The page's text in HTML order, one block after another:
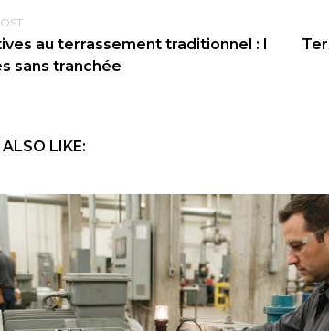
au terrassement traditionnel : l
sans tranchée
LIKE: